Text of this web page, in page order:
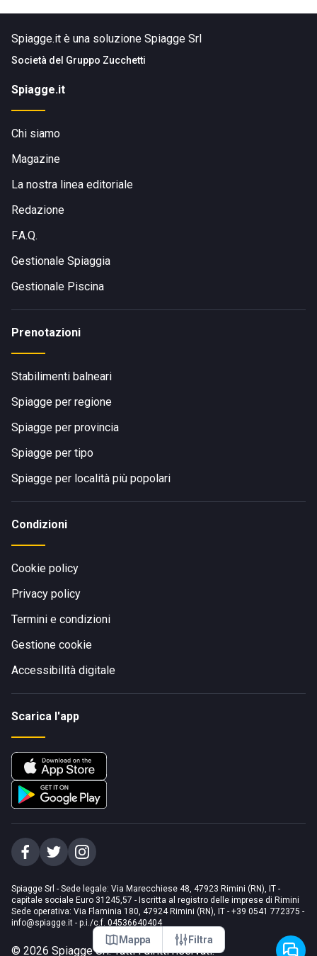
Mappa Filtra
Spiagge.it è una soluzione Spiagge Srl
Società del Gruppo Zucchetti
Spiagge.it
Chi siamo
Magazine
La nostra linea editoriale
Redazione
F.A.Q.
Gestionale Spiaggia
Gestionale Piscina
Prenotazioni
Stabilimenti balneari
Spiagge per regione
Spiagge per provincia
Spiagge per tipo
Spiagge per località più popolari
Condizioni
Cookie policy
Privacy policy
Termini e condizioni
Gestione cookie
Accessibilità digitale
Scarica l'app
Spiagge Srl - Sede legale: Via Marecchiese 48, 47923 Rimini (RN), IT -
capitale sociale Euro 31245,57 - Iscritta al registro delle imprese di Rimini
Sede operativa: Via Flaminia 180, 47924 Rimini (RN), IT - +39 0541 772375 -
info@spiagge.it - p.i./c.f. 04536640404
© 2026 Spiagge Srl. Tutti i diritti riservati.